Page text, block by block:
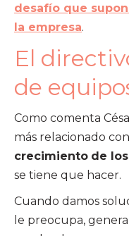
desafío que
la empresa.
El
de
Como comenta
más relacionado con
crecimiento de
se tiene que hacer.
Cuando damos
le preocupa,